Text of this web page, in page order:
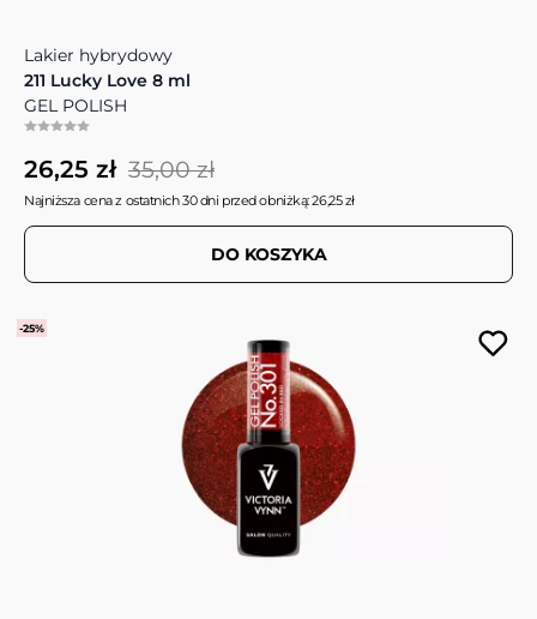
Lakier hybrydowy
211 Lucky Love 8 ml
GEL POLISH
26,25 zł 35,00 zł
Najniższa cena z ostatnich 30 dni przed obniżką: 26,25 zł
DO KOSZYKA
-25%